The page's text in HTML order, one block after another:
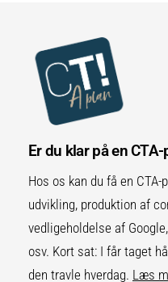
Er du klar på en CTA-
Hos os kan du få en
udvikling, produktion af
vedligeholdelse af
osv. Kort sat: I får taget
den travle hverdag. Læs